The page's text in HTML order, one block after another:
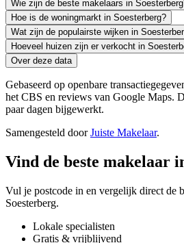
Wie zijn de beste makelaars in
Hoe is de woningmarkt in Soesterberg?
Wat zijn de populairste wijken in
Hoeveel huizen zijn er verkocht in
Over deze data
Gebaseerd op openbare
het CBS en reviews van Google Maps.
paar dagen bijgewerkt.
Samengesteld doorJuiste Makelaar.
Vind de beste makelaar
Vul je postcode in en vergelijk direct de
Soesterberg.
Lokale specialisten
Gratis & vrijblijvend